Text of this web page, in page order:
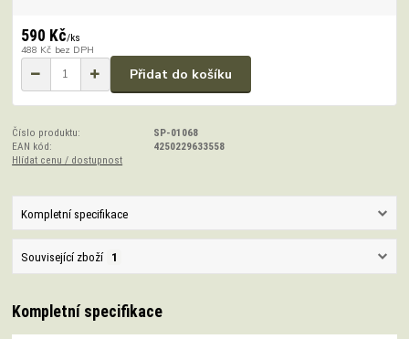
590 Kč/ks
488 Kč bez DPH
Přidat do košíku
Číslo produktu:
SP-01068
EAN kód:
4250229633558
Hlídat cenu / dostupnost
Kompletní specifikace
Související zboží 1
Kompletní specifikace